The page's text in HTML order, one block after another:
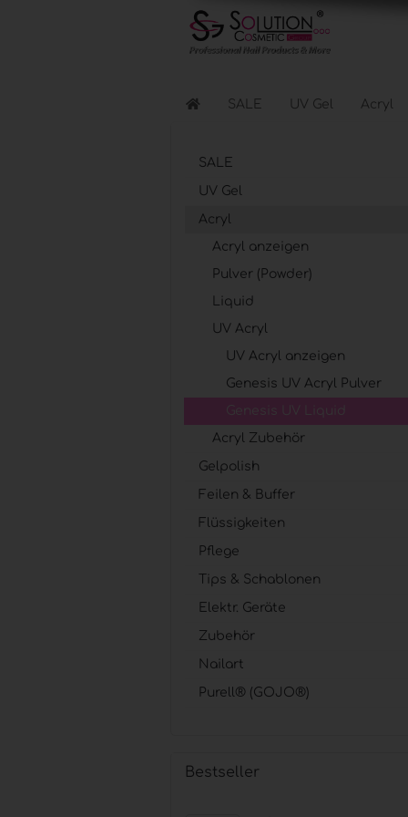
SALE UV Gel Acryl
Reinigen & Entfernen
Nagellacke & Coats
Haftung & Kleber
Elektr. Geräte anzeigen
Lichthärtungsgeräte
Fräser & Zubehör
Zubehör anzeigen
Hilfsmittel & Arbeitsutensilien
Hygiene & Schutz
SALE
UV Gel
Acryl
Acryl anzeigen
Pulver (Powder)
Liquid
UV Acryl
UV Acryl anzeigen
Genesis UV Acryl Pulver
Genesis UV Liquid
Acryl Zubehör
Gelpolish
Feilen & Buffer
Flüssigkeiten
Pflege
Tips & Schablonen
Elektr. Geräte
Zubehör
Nailart
Purell® (GOJO®)
Bestseller